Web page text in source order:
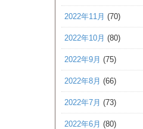
2022年11月 (70)
2022年10月 (80)
2022年9月 (75)
2022年8月 (66)
2022年7月 (73)
2022年6月 (80)